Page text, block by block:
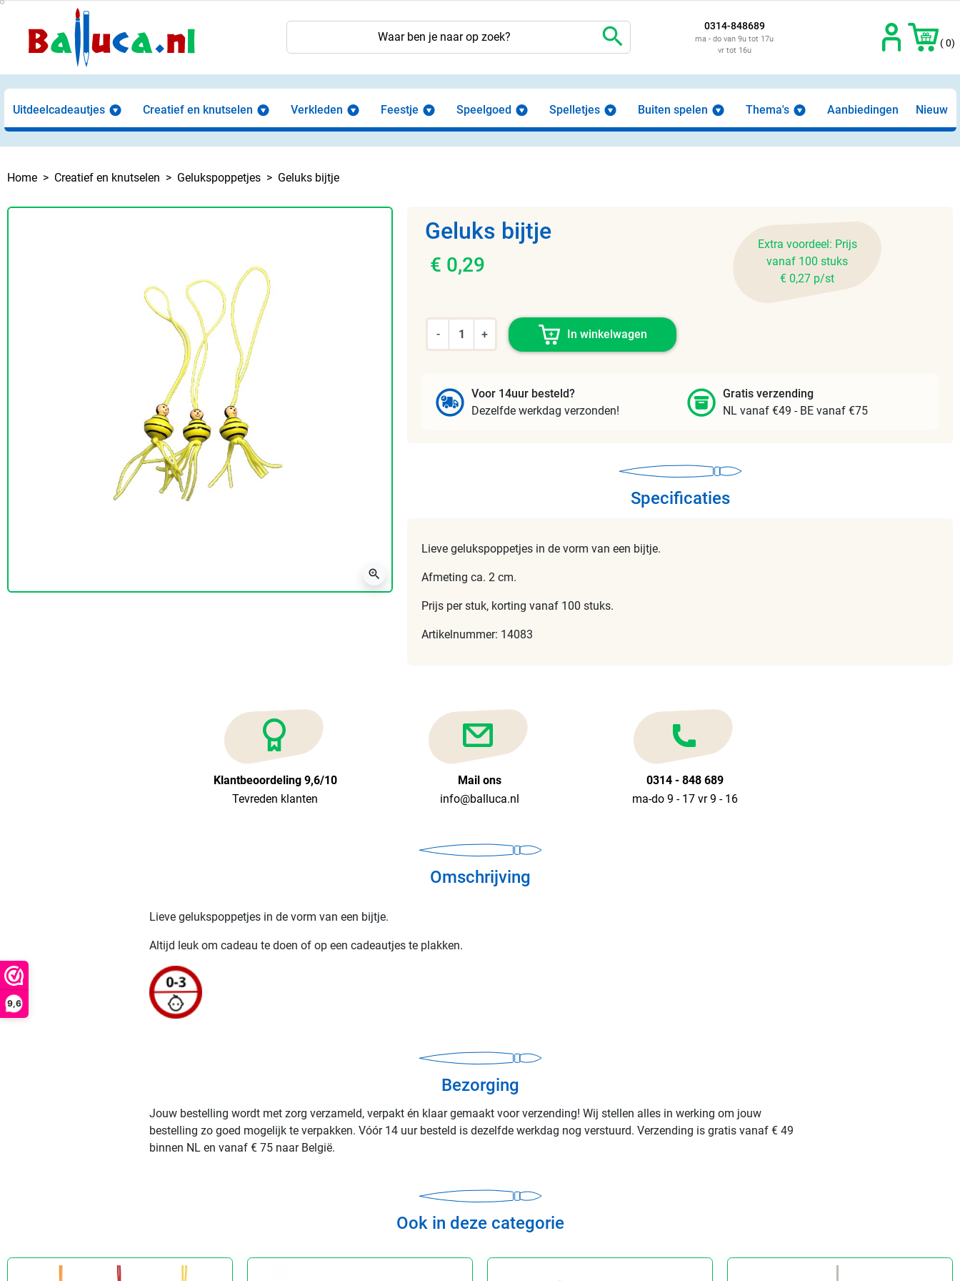
9,6
search 0314-848689
ma - do van 9u tot 17u
vr tot 16u
( 0)
Uitdeelcadeautjes Creatief en knutselen Verkleden Feestje Speelgoed Spelletjes Buiten spelen Thema's Aanbiedingen Nieuw
Home Creatief en knutselen Gelukspoppetjes Geluks bijtje
zoom_in
Geluks bijtje
€ 0,29
Extra voordeel: Prijs
vanaf 100 stuks
€ 0,27 p/st
- + In winkelwagen
Voor 14uur besteld?
Dezelfde werkdag verzonden!
Gratis verzending
NL vanaf €49 - BE vanaf €75
Specificaties
Lieve gelukspoppetjes in de vorm van een bijtje.
Afmeting ca. 2 cm.
Prijs per stuk, korting vanaf 100 stuks.
Artikelnummer: 14083
Klantbeoordeling 9,6/10
Tevreden klanten
Mail ons
info@balluca.nl
0314 - 848 689
ma-do 9 - 17 vr 9 - 16
Omschrijving
Lieve gelukspoppetjes in de vorm van een bijtje.
Altijd leuk om cadeau te doen of op een cadeautjes te plakken.
Bezorging
Jouw bestelling wordt met zorg verzameld, verpakt én klaar gemaakt voor verzending! Wij stellen alles in werking om jouw
bestelling zo goed mogelijk te verpakken. Vóór 14 uur besteld is dezelfde werkdag nog verstuurd. Verzending is gratis vanaf € 49
binnen NL en vanaf € 75 naar België.
Ook in deze categorie